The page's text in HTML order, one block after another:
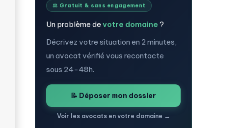
⚖️ Gratuit & sans engagement
Un problème de votre domaine ?
Décrivez votre situation en 2 minutes,
un avocat vérifié vous recontacte
sous 24-48h.
📝 Déposer mon dossier
Voir les avocats en votre domaine →